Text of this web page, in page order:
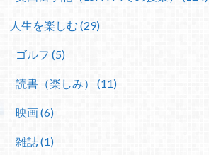
人生を楽しむ (29)
ゴルフ (5)
読書（楽しみ） (11)
映画 (6)
雑誌 (1)